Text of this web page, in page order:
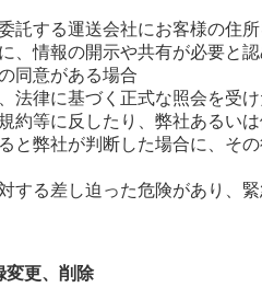
託する運送会社にお客様の住
、情報の開示や共有が必要と
同意がある場合
法律に基づく正式な照会を受
約等に反したり、弊社あるい
と弊社が判断した場合に、そ
する差し迫った危険があり、
変更、削除